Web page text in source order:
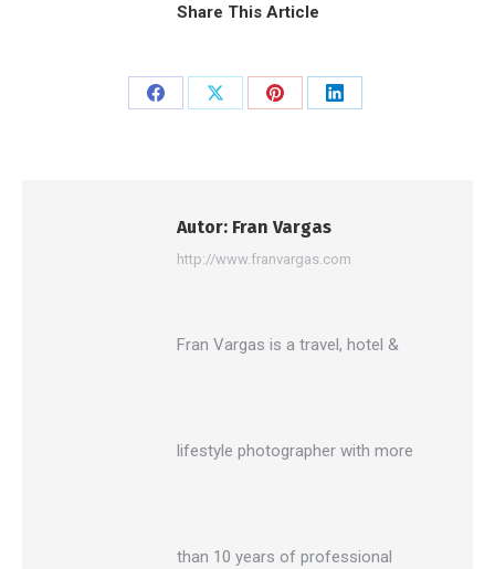
Share This Article
Share
Share
Share
Share
Autor: Fran Vargas
http://www.franvargas.com
Fran Vargas is a travel, hotel &
lifestyle photographer with more
than 10 years of professional